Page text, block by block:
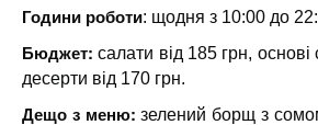
Години роботи: щодня з 10:00 до
Бюджет:салати від 185 грн, основі
десерти від 170 грн.
Дещо з меню: зелений борщ з